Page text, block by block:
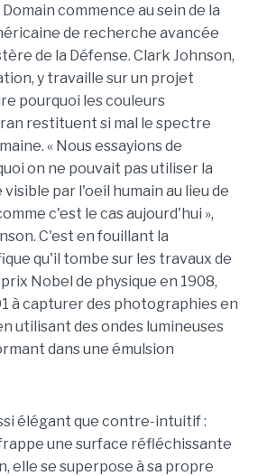
commence au sein de la
de recherche avancée
de la Défense. Clark Johnson,
y travaille sur un projet
pourquoi les couleurs
restituent si mal le spectre
« Nous essayions de
on ne pouvait pas utiliser la
par l'oeil humain au lieu de
c'est le cas aujourd'hui »,
C'est en fouillant la
qu'il tombe sur les travaux de
Nobel de physique en 1908,
à capturer des photographies en
utilisant des ondes lumineuses
dans une émulsion
élégant que contre-intuitif :
une surface réfléchissante
elle se superpose à sa propre